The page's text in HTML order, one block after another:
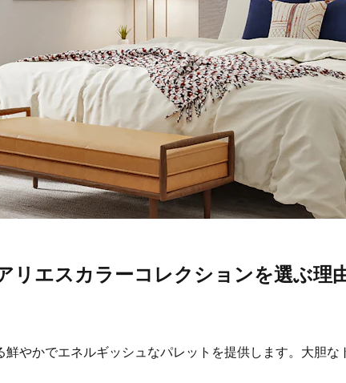
リエスカラーコレクションを選ぶ理
やかでエネルギッシュなパレットを提供します。大胆